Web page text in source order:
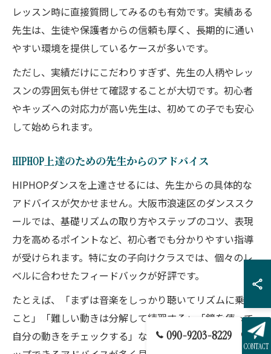
レッスン時に直接質問してみるのも有効です。実績ある
先生は、生徒や保護者からの信頼も厚く、長期的に通い
やすい環境を提供しているケースが多いです。
ただし、実績だけにこだわりすぎず、先生の人柄やレッ
スンの雰囲気も併せて確認することが大切です。初心者
やキッズへの対応力が高い先生は、初めての子でも安心
して始められます。
HIPHOP上達のための先生からのアドバイス
HIPHOPダンスを上達させるには、先生からの具体的な
アドバイスが欠かせません。大阪市浪速区のダンススク
ールでは、基礎リズムの取り方やステップのコツ、表現
力を高めるポイントなど、初心者でも分かりやすい指導
が受けられます。特に女の子向けクラスでは、個々のレ
ベルに合わせたフィードバックが好評です。
たとえば、「まずは音楽をしっかり聴いてリズムに乗る
こと」「難しい動きは分解して練習する」「鏡を使って
自分の動きをチェックする」など、段階的にステップア
090-9203-8229
CONTACT